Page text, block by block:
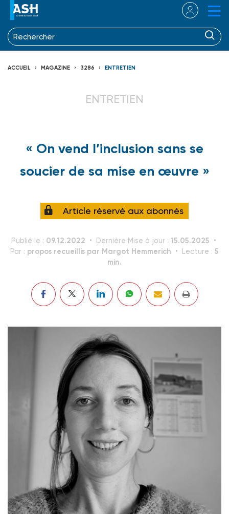
ACCUEIL MAGAZINE 3286 ENTRETIEN
ENTRETIEN
« On vend l’inclusion sans se
soucier de sa mise en œuvre »
Article réservé aux abonnés
Publié le : 09.12.2022 Dernière Mise à jour : 15.05.2025
Par : propos recueillis par Margot Hemmerich Lecture : 5
min.